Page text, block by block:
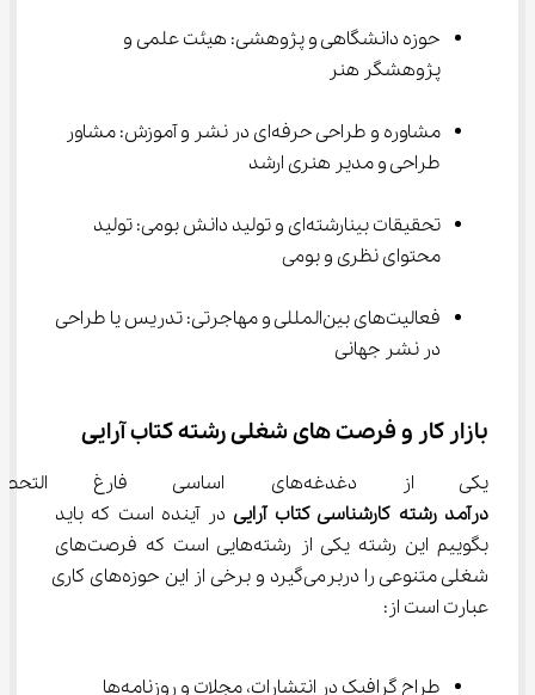
حوزه دانشگاهی و پژوهشی: هیئت علمی و
پژوهشگر هنر
مشاوره و طراحی حرفه‌ای در نشر و آموزش: مشاور
طراحی و مدیر هنری ارشد
تحقیقات بینارشته‌ای و تولید دانش بومی: تولید
محتوای نظری و بومی
فعالیت‌های بین‌المللی و مهاجرتی: تدریس یا طراحی
در نشر جهانی
بازار کار و فرصت های شغلی رشته کتاب آرایی
یکی از دغدغه‌های اساسی فارغ التحصیلان کتاب آرایی میزان
درآمد رشته کارشناسی کتاب آرایی در آینده است که باید
بگوییم این رشته یکی از رشته‌هایی است که فرصت‎‌های
شغلی متنوعی را دربرمی‌گیرد و برخی از این حوزه‌های کاری
عبارت است از:
طراح گرافیک در انتشارات، مجلات و روزنامه‌ها